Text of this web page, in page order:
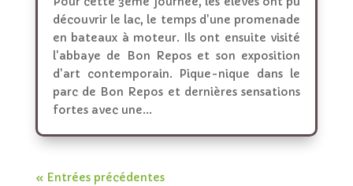
découvrir le lac, le temps d'une promenade
en bateaux à moteur. Ils ont ensuite visité
l'abbaye de Bon Repos et son exposition
d'art contemporain. Pique-nique dans le
parc de Bon Repos et dernières sensations
fortes avec une...
« Entrées précédentes